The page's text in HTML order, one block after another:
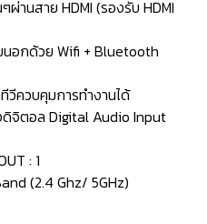
านสาย HDMI (รองรับ HDMI
อกด้วย Wifi + Bluetooth
วีควบคุมการทำงานได้
ตอล Digital Audio Input
: 1
(2.4 Ghz/ 5GHz)